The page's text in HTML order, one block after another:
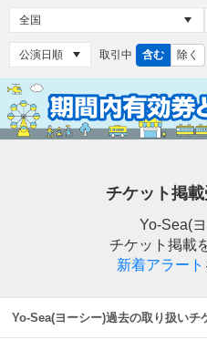
取引中 含む 除く
チケット掲載
Yo-Sea(
チケット掲載
新着アラート
Yo-Sea(ヨーシー)過去の取り扱いチ